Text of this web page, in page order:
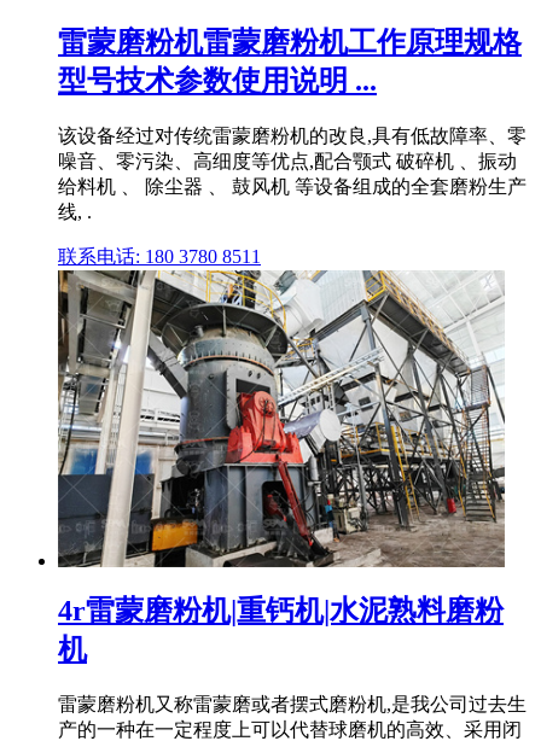
雷蒙磨粉机雷蒙磨粉机工作原理规格
型号技术参数使用说明 ...
该设备经过对传统雷蒙磨粉机的改良,具有低故障率、零
噪音、零污染、高细度等优点,配合颚式 破碎机 、振动
给料机 、 除尘器 、 鼓风机 等设备组成的全套磨粉生产
线, .
联系电话: 180 3780 8511
4r雷蒙磨粉机|重钙机|水泥熟料磨粉
机
雷蒙磨粉机又称雷蒙磨或者摆式磨粉机,是我公司过去生
产的一种在一定程度上可以代替球磨机的高效、采用闭